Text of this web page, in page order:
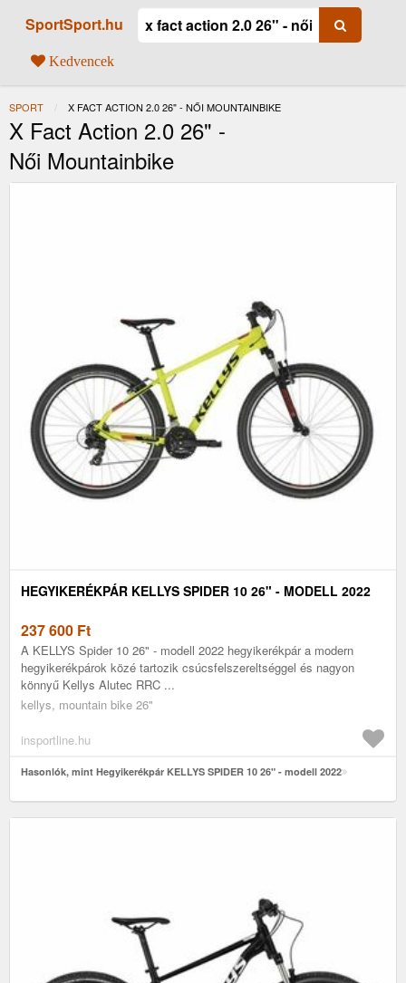
SportSport.hu
Kedvencek
SPORT JELENLEGI:
X FACT ACTION 2.0 26" - NŐI MOUNTAINBIKE
X Fact Action 2.0 26" -
Női Mountainbike
HEGYIKERÉKPÁR KELLYS SPIDER 10 26" - MODELL 2022
237 600 Ft
A KELLYS Spider 10 26" - modell 2022 hegyikerékpár a modern
hegyikerékpárok közé tartozik csúcsfelszereltséggel és nagyon
könnyű Kellys Alutec RRC ...
kellys, mountain bike 26"
insportline.hu
Hasonlók, mint Hegyikerékpár KELLYS SPIDER 10 26" - modell 2022